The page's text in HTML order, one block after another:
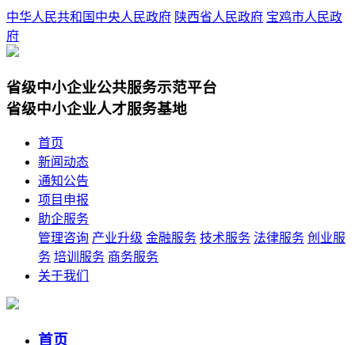
中华人民共和国中央人民政府 陕西省人民政府 宝鸡市人民政
府
省级中小企业公共服务示范平台
省级中小企业人才服务基地
首页
新闻动态
通知公告
项目申报
助企服务
管理咨询 产业升级 金融服务 技术服务 法律服务 创业服
务 培训服务 商务服务
关于我们
首页